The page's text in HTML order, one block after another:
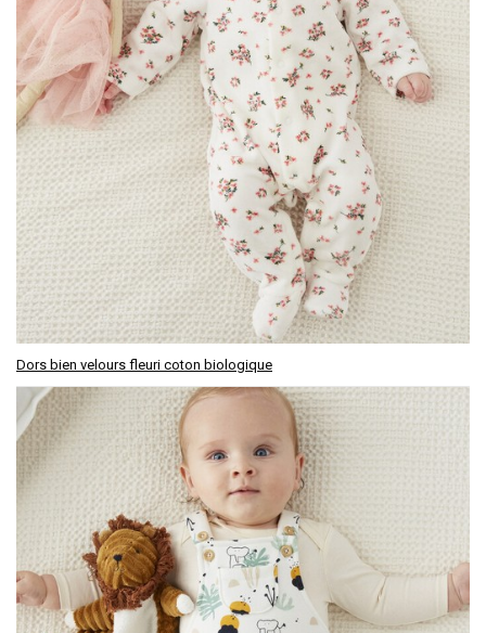
Dors bien velours fleuri coton biologique